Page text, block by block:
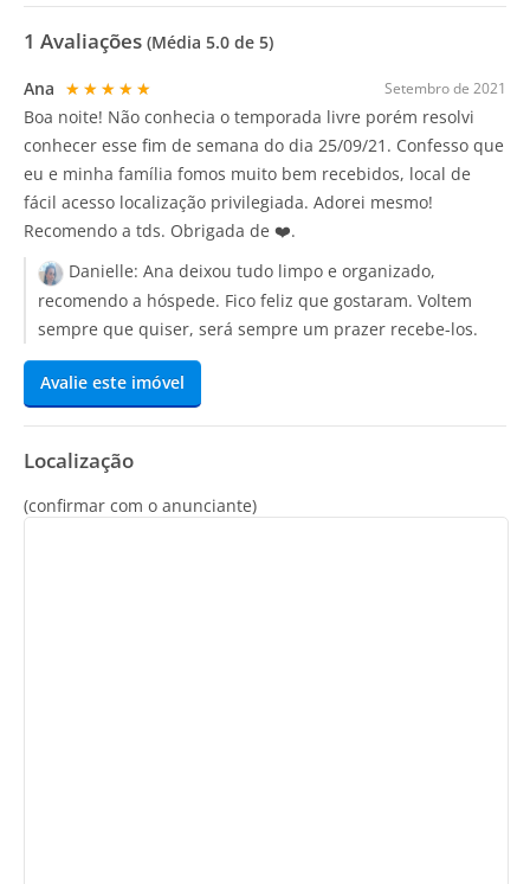
1 Avaliações (Média 5.0 de 5)
Setembro de 2021
Ana ★★★★★
Boa noite! Não conhecia o temporada livre porém resolvi
conhecer esse fim de semana do dia 25/09/21. Confesso que
eu e minha família fomos muito bem recebidos, local de
fácil acesso localização privilegiada. Adorei mesmo!
Recomendo a tds. Obrigada de ❤️.
Danielle: Ana deixou tudo limpo e organizado,
recomendo a hóspede. Fico feliz que gostaram. Voltem
sempre que quiser, será sempre um prazer recebe-los.
Avalie este imóvel
Localização
(confirmar com o anunciante)